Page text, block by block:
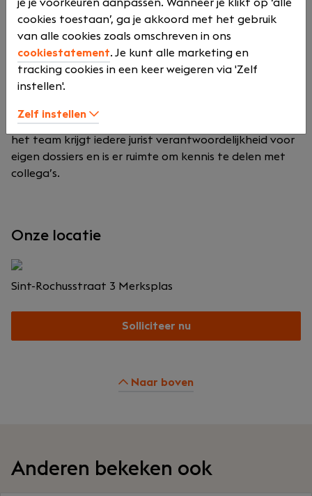
Notariaatkantoor Jan Stoel is een toegankelijk
notariskantoor in Merksplas. Het kantoor behandelt
vermogensplanning en ondernemingsrecht voor
particulieren en ondernemers.
communicatie en zorgvuldige dossieropvolging. Binnen
het team krijgt iedere jurist verantwoordelijkheid voor
eigen dossiers en is er ruimte om kennis te delen met
collega’s.
Onze locatie
Sint-Rochusstraat 3 Merksplas
Solliciteer nu
Naar boven
Anderen bekeken ook
je je voorkeuren aanpassen. Wanneer je klikt op ‘alle
cookies toestaan’, ga je akkoord met het gebruik
van alle cookies zoals omschreven in ons
cookiestatement. Je kunt alle marketing en
tracking cookies in een keer weigeren via 'Zelf
instellen'.
Zelf instellen